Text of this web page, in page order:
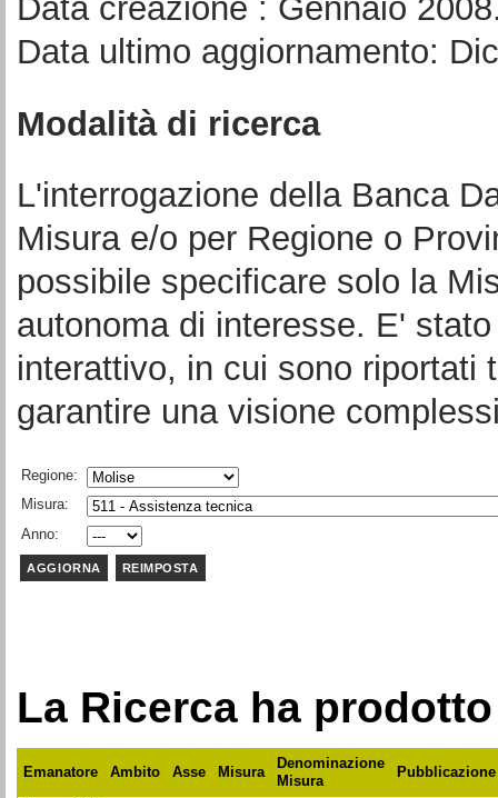
Data creazione : Gennaio
Data ultimo aggiornamento:
Modalità di ricerca
L'interrogazione della Banca
Misura e/o per Regione o
possibile specificare solo la
autonoma di interesse. E'
interattivo, in cui sono riportati
garantire una visione
Regione:
Misura:
Anno:
La Ricerca ha
Emanatore Ambito Asse Misura
Denominazione
Misura
Pubblicazione